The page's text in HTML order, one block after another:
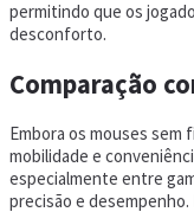
permitindo que os
desconforto.
Comparação
Embora os mouses
mobilidade e
especialmente entre
precisão e